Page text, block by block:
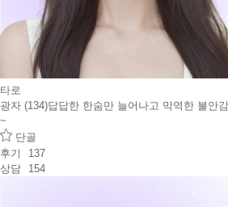
타로
광자 (134)답답한 한숨만 늘어나고 막역한 불안
~
단골
후기
137
상담
154